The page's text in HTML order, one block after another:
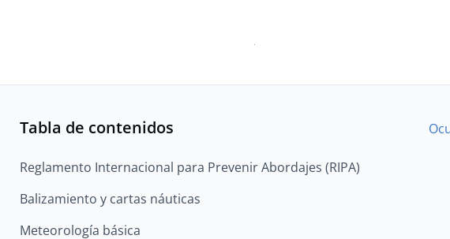
Tabla de contenidos
Reglamento Internacional para Prevenir Abordajes (RIPA)
Balizamiento y cartas náuticas
Meteorología básica